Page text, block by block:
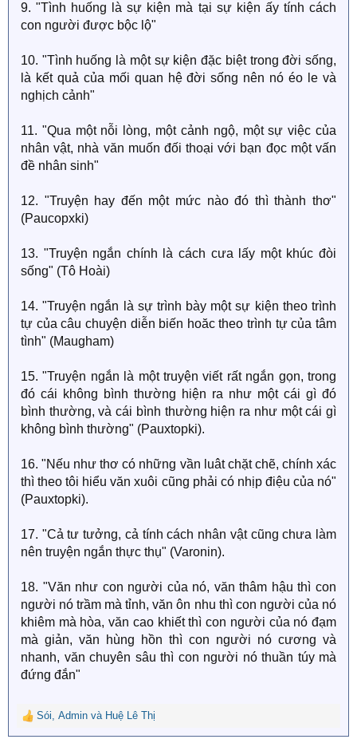
9. "Tình huống là sự kiện mà tại sự kiện ấy tính cách
con người được bộc lộ"
10. "Tình huống là một sự kiện đặc biệt trong đời sống,
là kết quả của mối quan hệ đời sống nên nó éo le và
nghịch cảnh"
11. "Qua một nỗi lòng, một cảnh ngộ, một sự việc của
nhân vật, nhà văn muốn đối thoại với bạn đọc một vấn
đề nhân sinh"
12. "Truyện hay đến một mức nào đó thì thành thơ"
(Paucopxki)
13. "Truyện ngắn chính là cách cưa lấy một khúc đòi
sống" (Tô Hoài)
14. "Truyện ngắn là sự trình bày một sự kiện theo trình
tự của câu chuyện diễn biến hoăc theo trình tự của tâm
tình" (Maugham)
15. "Truyện ngắn là một truyện viết rất ngắn gọn, trong
đó cái không bình thường hiện ra như một cái gì đó
bình thường, và cái bình thường hiện ra như một cái gì
không bình thường" (Pauxtopki).
16. "Nếu như thơ có những vần luât chặt chẽ, chính xác
thì theo tôi hiểu văn xuôi cũng phải có nhịp điệu của nó"
(Pauxtopki).
17. "Cả tư tưởng, cả tính cách nhân vật cũng chưa làm
nên truyện ngắn thực thụ" (Varonin).
18. "Văn như con người của nó, văn thâm hậu thì con
người nó trầm mà tỉnh, văn ôn nhu thì con người của nó
khiêm mà hòa, văn cao khiết thì con người của nó đạm
mà giản, văn hùng hồn thì con người nó cương và
nhanh, văn chuyên sâu thì con người nó thuần túy mà
đứng đắn"
R
e
Sói, Admin và Huệ Lê Thị